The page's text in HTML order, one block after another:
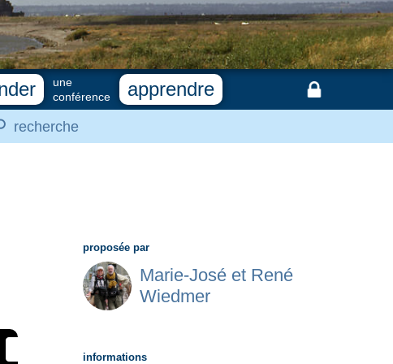
recherche
une
conférence
apprendre
proposée par
Marie-José et René
Wiedmer
informations